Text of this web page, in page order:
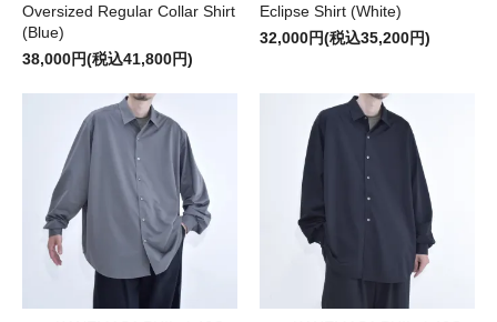
Oversized Regular Collar Shirt
(Blue)
38,000円(税込41,800円)
Eclipse Shirt (White)
32,000円(税込35,200円)